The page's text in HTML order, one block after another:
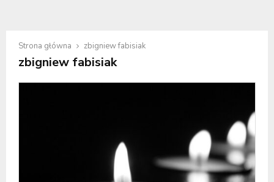
Strona główna zbigniew fabisiak
zbigniew fabisiak